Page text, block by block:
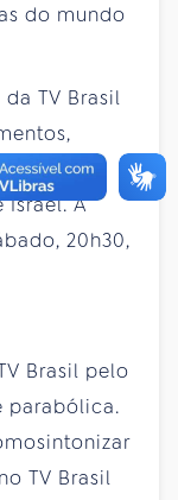
do mundo
TV Brasil
de
Israel. A
20h30,
Brasil pelo
parabólica.
TV Brasil